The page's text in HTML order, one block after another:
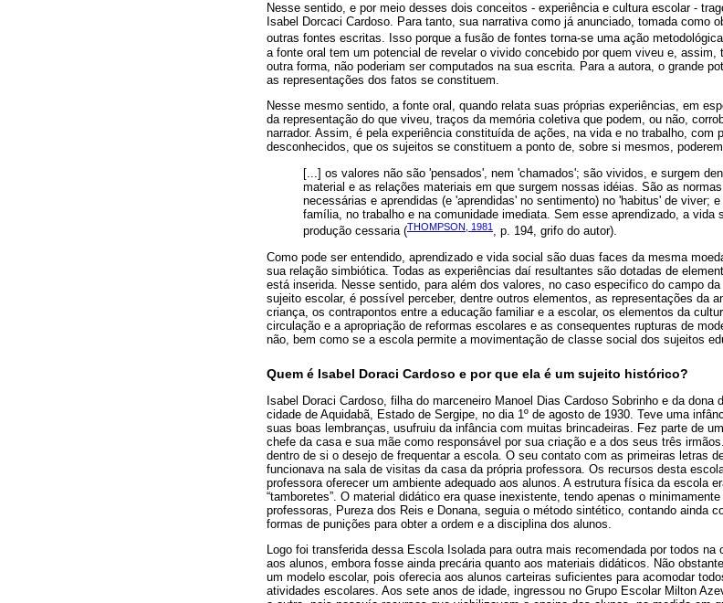
Nesse sentido, e por meio desses dois conceitos - experiência e cultura escolar -
Isabel Dorcaci Cardoso. Para tanto, sua narrativa como já anunciado, tomada como
outras fontes escritas. Isso porque a fusão de fontes torna-se uma ação
a fonte oral tem um potencial de revelar o vivido concebido por quem viveu e,
outra forma, não poderiam ser computados na sua escrita. Para a autora, o grande
as representações dos fatos se constituem.
Nesse mesmo sentido, a fonte oral, quando relata suas próprias experiências, em
da representação do que viveu, traços da memória coletiva que podem, ou não,
narrador. Assim, é pela experiência constituída de ações, na vida e no trabalho, com
desconhecidos, que os sujeitos se constituem a ponto de, sobre si mesmos, poderem
[...] os valores não são 'pensados', nem 'chamados'; são vividos, e surgem
material e as relações materiais em que surgem nossas idéias. São as
necessárias e aprendidas (e 'aprendidas' no sentimento) no 'habitus' de viver;
família, no trabalho e na comunidade imediata. Sem esse aprendizado, a vida
produção cessaria (THOMPSON, 1981
, p. 194, grifo do autor).
Como pode ser entendido, aprendizado e vida social são duas faces da mesma
sua relação simbiótica. Todas as experiências daí resultantes são dotadas de
está inserida. Nesse sentido, para além dos valores, no caso especifico do campo
sujeito escolar, é possível perceber, dentre outros elementos, as representações da
criança, os contrapontos entre a educação familiar e a escolar, os elementos da
circulação e a apropriação de reformas escolares e as consequentes rupturas de
não, bem como se a escola permite a movimentação de classe social dos sujeitos
Quem é Isabel Doraci Cardoso e por que ela é um sujeito histórico?
Isabel Doraci Cardoso, filha do marceneiro Manoel Dias Cardoso Sobrinho e da
cidade de Aquidabã, Estado de Sergipe, no dia 1º de agosto de 1930. Teve uma
suas boas lembranças, usufruiu da infância com muitas brincadeiras. Fez parte de
chefe da casa e sua mãe como responsável por sua criação e a dos seus três
dentro de si o desejo de frequentar a escola. O seu contato com as primeiras letras
funcionava na sala de visitas da casa da própria professora. Os recursos desta
professora oferecer um ambiente adequado aos alunos. A estrutura física da escola
“tamboretes”. O material didático era quase inexistente, tendo apenas o
professoras, Pureza dos Reis e Donana, seguia o método sintético, contando ainda
formas de punições para obter a ordem e a disciplina dos alunos.
Logo foi transferida dessa Escola Isolada para outra mais recomendada por todos
aos alunos, embora fosse ainda precária quanto aos materiais didáticos. Não
um modelo escolar, pois oferecia aos alunos carteiras suficientes para acomodar
atividades escolares. Aos sete anos de idade, ingressou no Grupo Escolar Milton